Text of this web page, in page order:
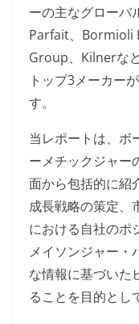
ーの主なグローバ
Parfait、Bormioli
Group、Kilnerな
トップ3メーカー
す。
当レポートは、ボ
ーメチックジャー
面から包括的に紹
成長戦略の策定、
における自社のポ
メイソンジャー・
な情報に基づいた
ることを目的とし